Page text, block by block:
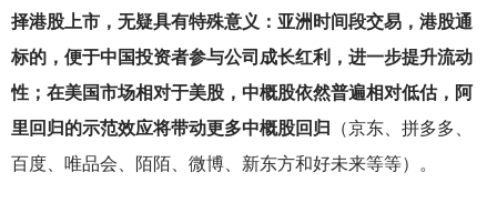
择港股上市，无疑具有特殊意义：亚洲时间段交易，港股通
标的，便于中国投资者参与公司成长红利，进一步提升流动
性；在美国市场相对于美股，中概股依然普遍相对低估，阿
里回归的示范效应将带动更多中概股回归
（京东、拼多多、
百度、唯品会、陌陌、微博、新东方和好未来等等）。